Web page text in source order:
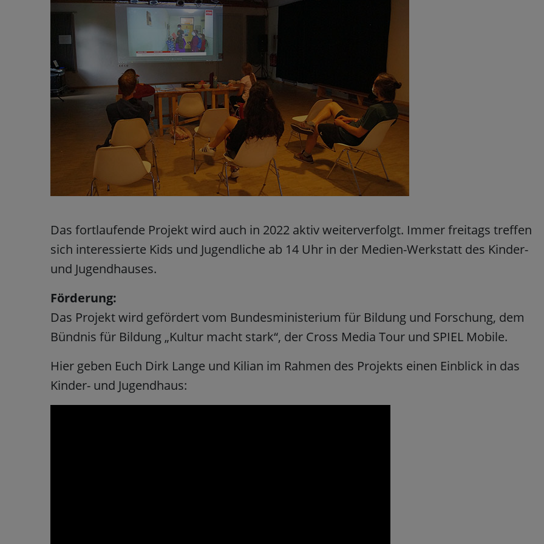
Das fortlaufende Projekt wird auch in 2022 aktiv weiterverfolgt. Immer freitags treffen
sich interessierte Kids und Jugendliche ab 14 Uhr in der Medien-Werkstatt des Kinder-
und Jugendhauses.
Förderung:
Das Projekt wird gefördert vom Bundesministerium für Bildung und Forschung, dem
Bündnis für Bildung „Kultur macht stark“, der Cross Media Tour und SPIEL Mobile.
Hier geben Euch Dirk Lange und Kilian im Rahmen des Projekts einen Einblick in das
Kinder- und Jugendhaus: